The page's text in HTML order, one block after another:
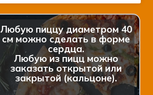
Любую пиццу диаметром 40
см можно сделать в форме
сердца.
Любую из пицц можно
заказать открытой или
закрытой (кальцоне).